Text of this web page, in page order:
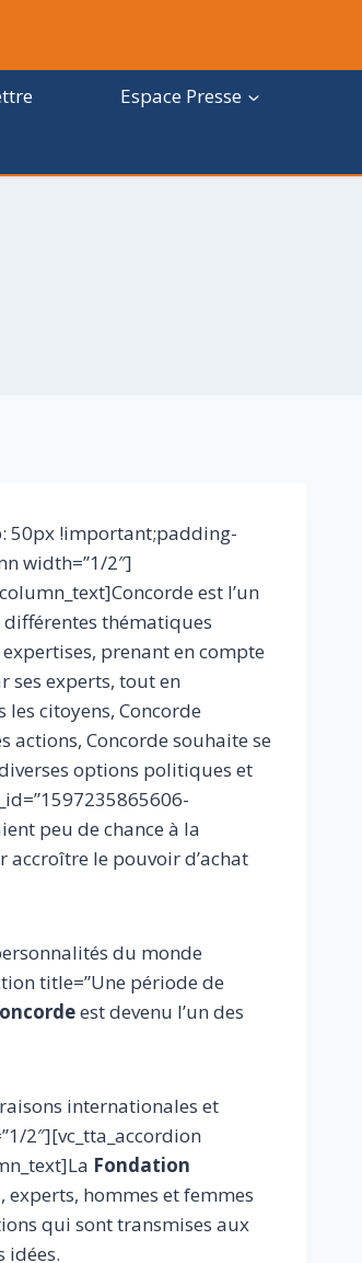
Espace Presse
50px !important;padding-
width=”1/2″]
est l’un
thématiques
prenant en compte
ses experts, tout en
citoyens, Concorde
actions, Concorde souhaite se
options politiques et
peu de chance à la
accroître le pouvoir d’achat
du monde
title=”Une période de
est devenu l’un des
internationales et
2″][vc_tta_accordion
Fondation
hommes et femmes
qui sont transmises aux
idées.